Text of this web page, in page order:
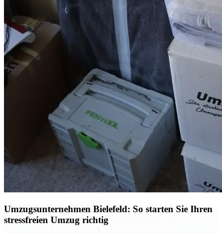
Umzugsunternehmen Bielefeld: So starten Sie Ihren
stressfreien Umzug richtig